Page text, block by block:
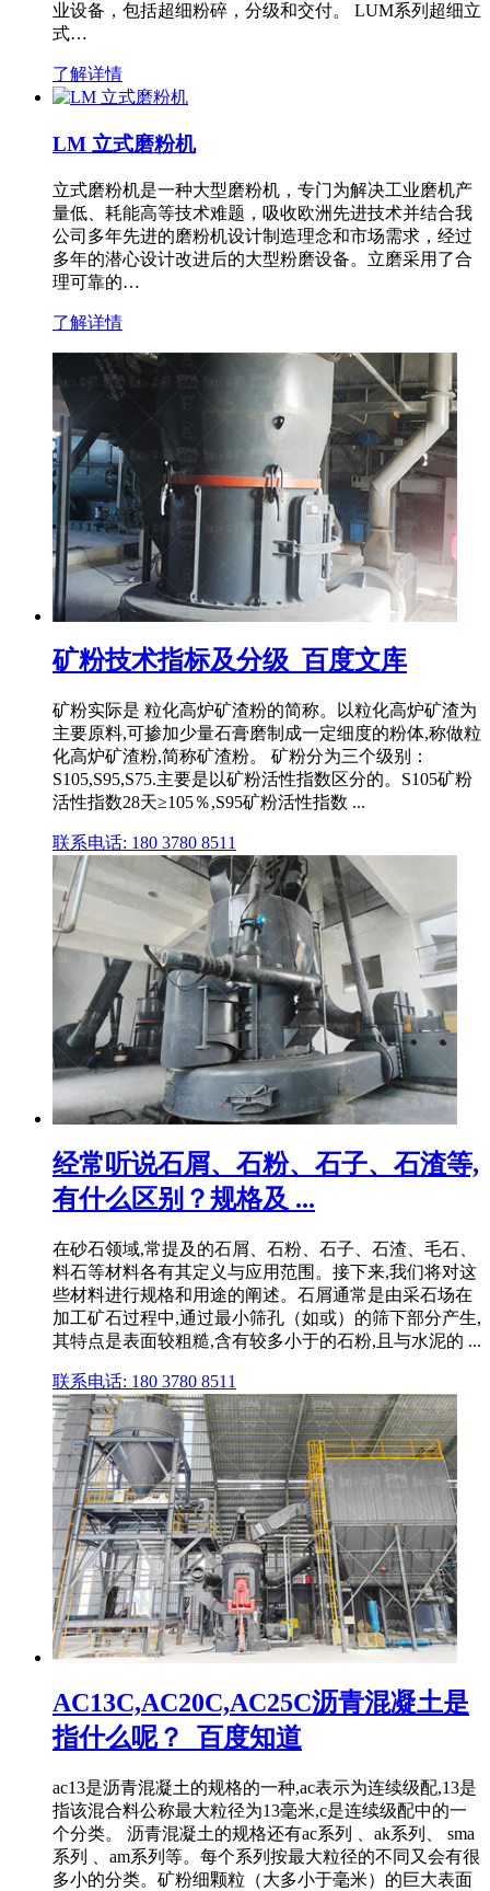
业设备，包括超细粉碎，分级和交付。 LUM系列超细立
式…
了解详情
LM 立式磨粉机
立式磨粉机是一种大型磨粉机，专门为解决工业磨机产
量低、耗能高等技术难题，吸收欧洲先进技术并结合我
公司多年先进的磨粉机设计制造理念和市场需求，经过
多年的潜心设计改进后的大型粉磨设备。立磨采用了合
理可靠的…
了解详情
矿粉技术指标及分级_百度文库
矿粉实际是 粒化高炉矿渣粉的简称。以粒化高炉矿渣为
主要原料,可掺加少量石膏磨制成一定细度的粉体,称做粒
化高炉矿渣粉,简称矿渣粉。 矿粉分为三个级别：
S105,S95,S75.主要是以矿粉活性指数区分的。S105矿粉
活性指数28天≥105％,S95矿粉活性指数 ...
联系电话: 180 3780 8511
经常听说石屑、石粉、石子、石渣等,
有什么区别？规格及 ...
在砂石领域,常提及的石屑、石粉、石子、石渣、毛石、
料石等材料各有其定义与应用范围。接下来,我们将对这
些材料进行规格和用途的阐述。石屑通常是由采石场在
加工矿石过程中,通过最小筛孔（如或）的筛下部分产生,
其特点是表面较粗糙,含有较多小于的石粉,且与水泥的 ...
联系电话: 180 3780 8511
AC13C,AC20C,AC25C沥青混凝土是
指什么呢？_百度知道
ac13是沥青混凝土的规格的一种,ac表示为连续级配,13是
指该混合料公称最大粒径为13毫米,c是连续级配中的一
个分类。 沥青混凝土的规格还有ac系列 、ak系列、 sma
系列 、am系列等。每个系列按最大粒径的不同又会有很
多小的分类。矿粉细颗粒（大多小于毫米）的巨大表面